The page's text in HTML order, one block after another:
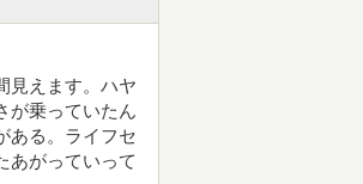
見えます。ハヤ
が乗っていたん
ある。ライフセ
あがっていって